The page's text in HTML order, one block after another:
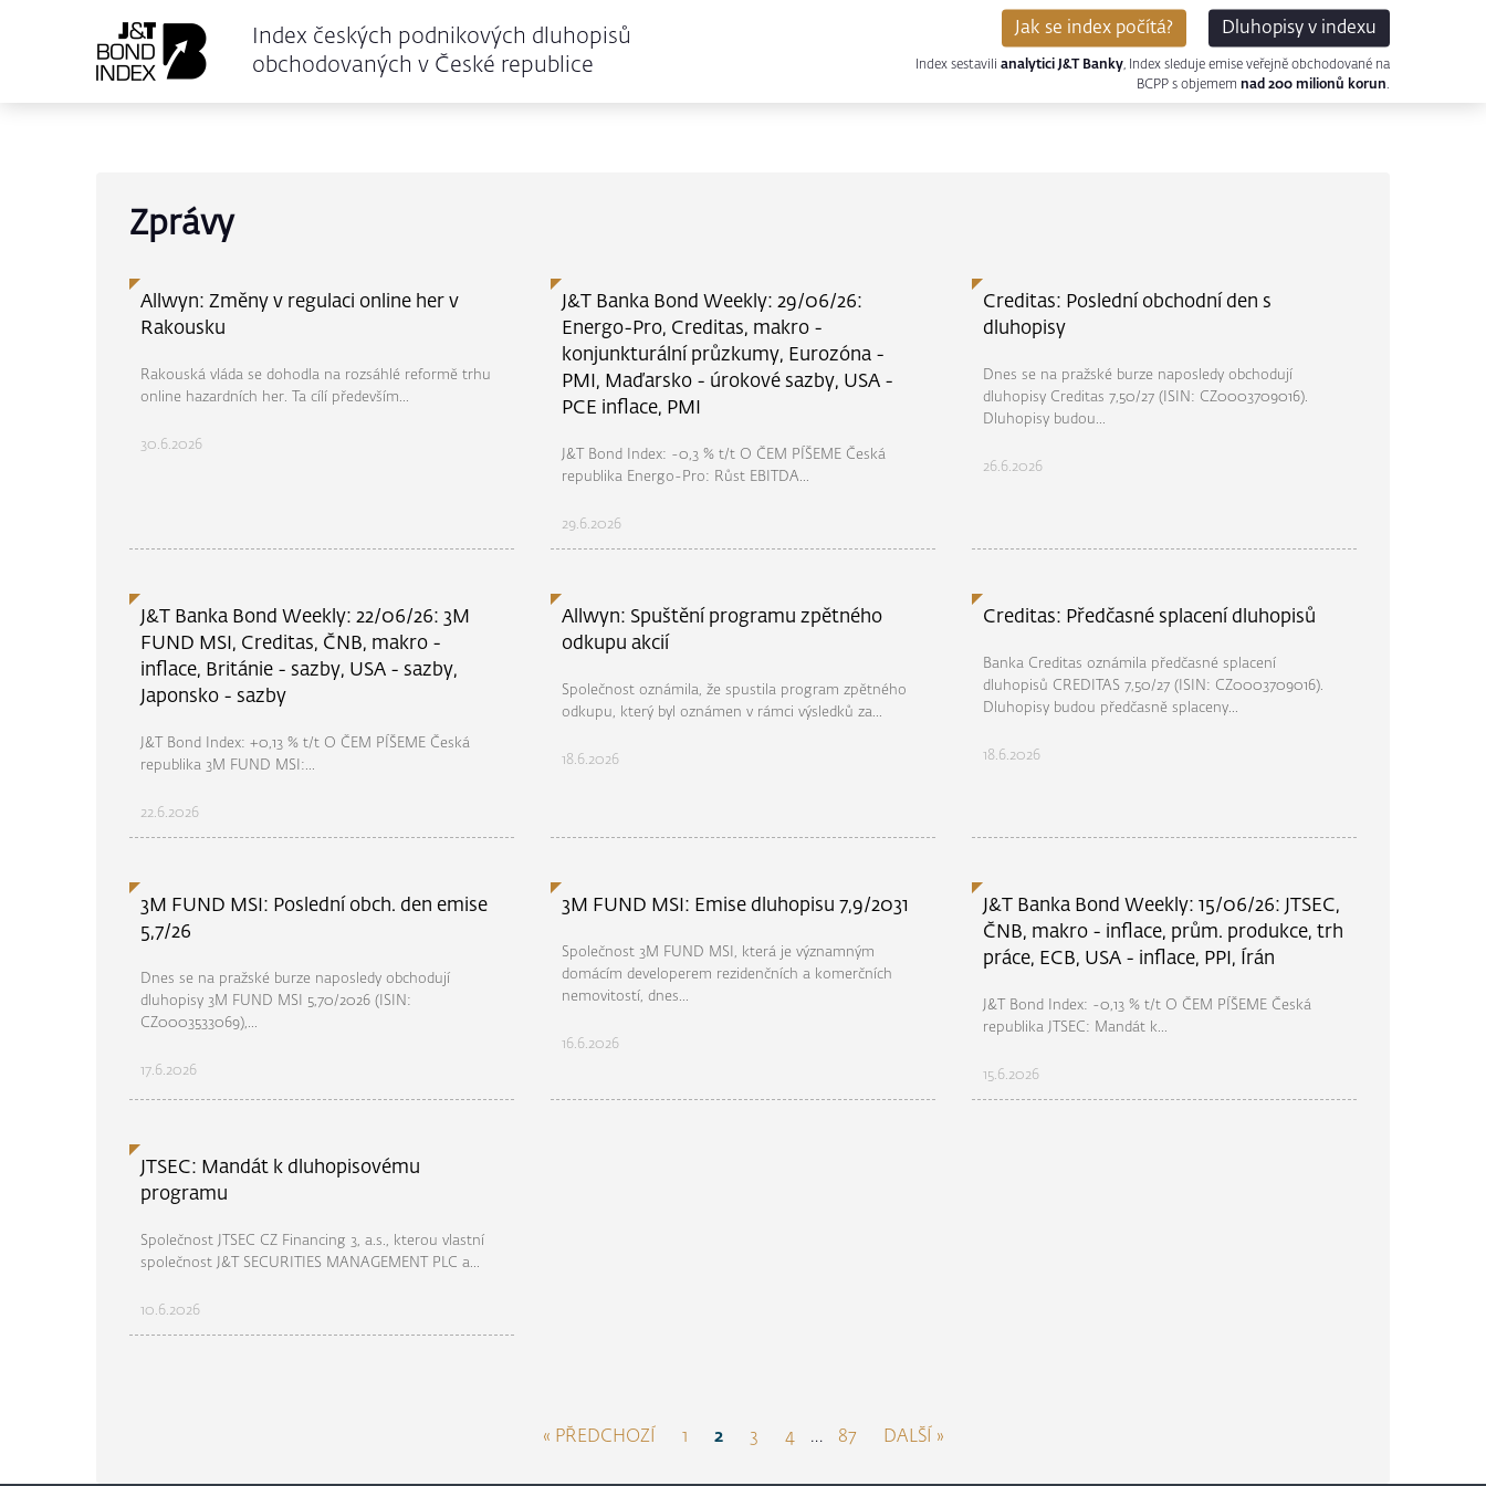
Index českých podnikových dluhopisů
obchodovaných v České republice
Jak se index počítá? Dluhopisy v indexu
Index sestavili analytici J&T Banky , Index sleduje emise veřejně obchodované na
BCPP s objemem nad 200 milionů korun
Zprávy
Allwyn: Změny v regulaci online her v
Rakousku
Rakouská vláda se dohodla na rozsáhlé reformě trhu
online hazardních her. Ta cílí především...
30.6.2026
J&T Banka Bond Weekly: 29/06/26:
Energo-Pro, Creditas, makro -
konjunkturální průzkumy, Eurozóna -
PMI, Maďarsko - úrokové sazby, USA -
PCE inflace, PMI
J&T Bond Index: -0,3 % t/t O ČEM PÍŠEME Česká
republika Energo-Pro: Růst EBITDA...
29.6.2026
Creditas: Poslední obchodní den s
dluhopisy
Dnes se na pražské burze naposledy obchodují
dluhopisy Creditas 7,50/27 (ISIN: CZ0003709016).
Dluhopisy budou...
26.6.2026
J&T Banka Bond Weekly: 22/06/26: 3M
FUND MSI, Creditas, ČNB, makro -
inflace, Británie - sazby, USA - sazby,
Japonsko - sazby
J&T Bond Index: +0,13 % t/t O ČEM PÍŠEME Česká
republika 3M FUND MSI:...
22.6.2026
Allwyn: Spuštění programu zpětného
odkupu akcií
Společnost oznámila, že spustila program zpětného
odkupu, který byl oznámen v rámci výsledků za...
18.6.2026
Creditas: Předčasné splacení dluhopisů
Banka Creditas oznámila předčasné splacení
dluhopisů CREDITAS 7,50/27 (ISIN: CZ0003709016).
Dluhopisy budou předčasně splaceny...
18.6.2026
3M FUND MSI: Poslední obch. den emise
5,7/26
Dnes se na pražské burze naposledy obchodují
dluhopisy 3M FUND MSI 5,70/2026 (ISIN:
CZ0003533069),...
17.6.2026
3M FUND MSI: Emise dluhopisu 7,9/2031
Společnost 3M FUND MSI, která je významným
domácím developerem rezidenčních a komerčních
nemovitostí, dnes...
16.6.2026
J&T Banka Bond Weekly: 15/06/26: JTSEC,
ČNB, makro - inflace, prům. produkce, trh
práce, ECB, USA - inflace, PPI, Írán
J&T Bond Index: -0,13 % t/t O ČEM PÍŠEME Česká
republika JTSEC: Mandát k...
15.6.2026
JTSEC: Mandát k dluhopisovému
programu
Společnost JTSEC CZ Financing 3, a.s., kterou vlastní
společnost J&T SECURITIES MANAGEMENT PLC a...
10.6.2026
« PŘEDCHOZÍ 1 2 3 4 … 87 DALŠÍ »